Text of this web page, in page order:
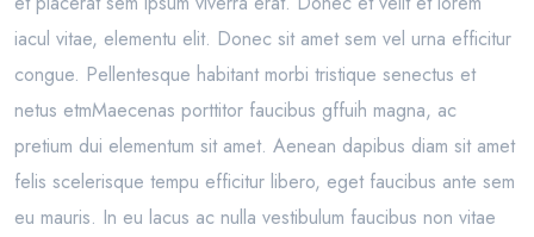
iacul vitae, elementu elit. Donec sit amet sem vel urna efficitur
congue. Pellentesque habitant morbi tristique senectus et
netus etmMaecenas porttitor faucibus gffuih magna, ac
pretium dui elementum sit amet. Aenean dapibus diam sit amet
felis scelerisque tempu efficitur libero, eget faucibus ante sem
eu mauris. In eu lacus ac nulla vestibulum faucibus non vitae